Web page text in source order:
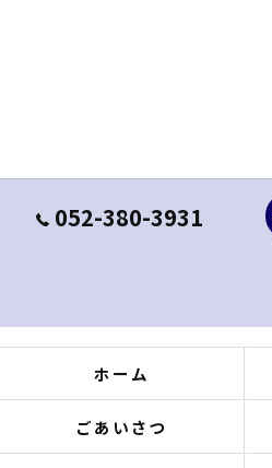
052-380-3931
ホーム
ごあいさつ